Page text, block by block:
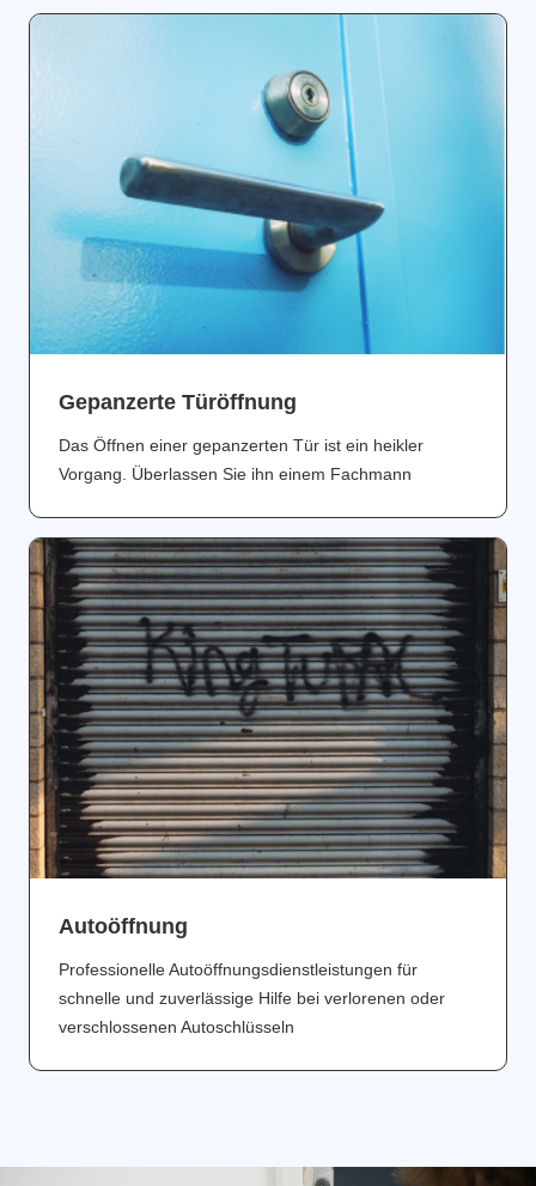
Gepanzerte Türöffnung
Das Öffnen einer gepanzerten Tür ist ein heikler
Vorgang. Überlassen Sie ihn einem Fachmann
Аutoöffnung
Professionelle Autoöffnungsdienstleistungen für
schnelle und zuverlässige Hilfe bei verlorenen oder
verschlossenen Autoschlüsseln